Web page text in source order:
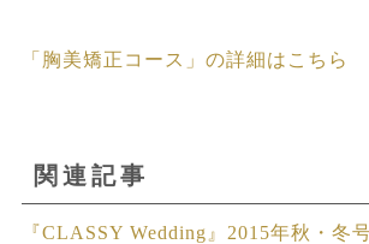
「胸美矯正コース」の詳細はこちら
関連記事
『CLASSY Wedding』2015年秋・冬